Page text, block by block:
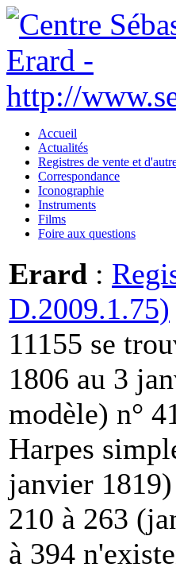
Accueil
Actualités
Registres de vente et
Correspondance
Iconographie
Instruments
Films
Foire aux questions
Erard :
D.2009.1.75)
11155 se
1806 au 3
modèle) n°
Harpes
janvier
210 à 263
à 394